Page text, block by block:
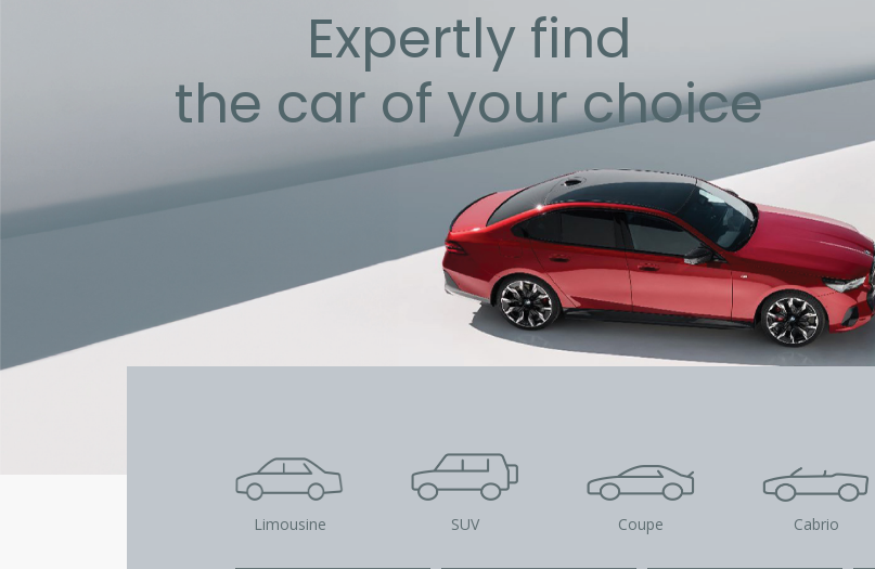
Expertly find
the car of your choice
Limousine SUV Coupe Cabrio